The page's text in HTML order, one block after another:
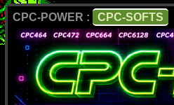
CPC-POWER : CPC-SOFTS